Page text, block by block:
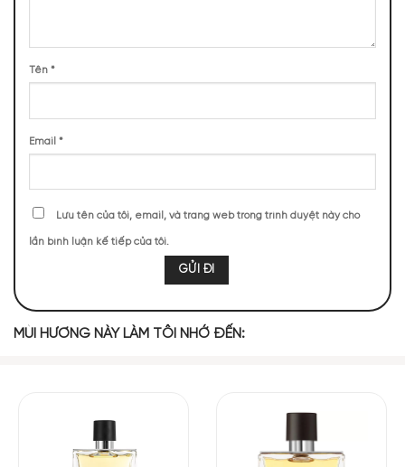
BASE NOTES
Montale Paris Red Vetiver mở đầu với bưởi chín mọng và tiêu
đen ấm nồng, tạo cảm giác tươi mát nhưng không hề gắt.
Rất nhanh sau đó, cỏ hương bài xuất hiện: khô, mộc và gọn
mà được tiết chế để vừa đủ tạo chiều sâu, khiến tổng thể trở
nên tinh sạch và sang trọng. Lớp nền với gỗ tuyết tùng, hoắc
hương và nhựa Peru bổ trợ cho vetiver một cách âm thầm
Các tầng hương chính:
Cỏ hương bài, bưởi, hạt tiêu, tuyết
tùng, hoắc hương, nhựa thơm Peru
Tên *
Email *
Lưu tên của tôi, email, và trang web trong trình duyệt này cho
lần bình luận kế tiếp của tôi.
MÙI HƯƠNG NÀY LÀM TÔI NHỚ ĐẾN: